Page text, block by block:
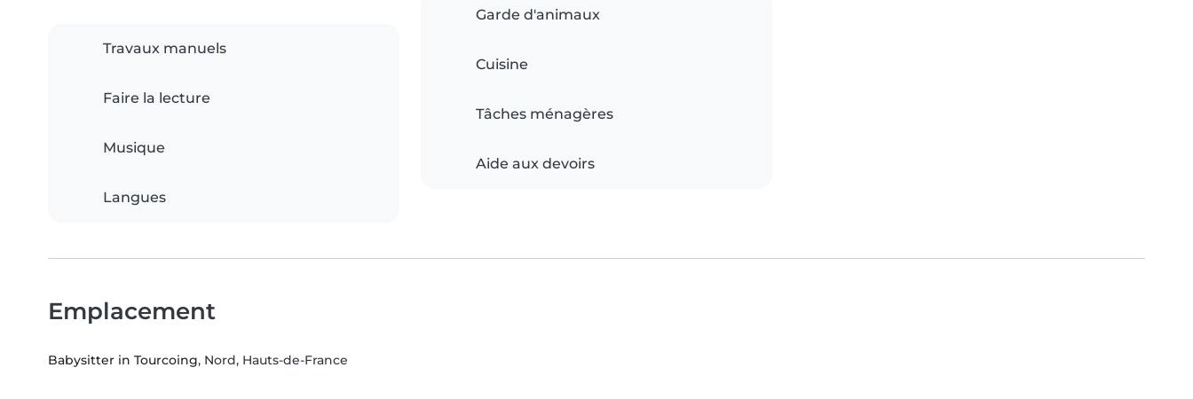
Travaux manuels
Faire la lecture
Musique
Langues
Garde d'animaux
Cuisine
Tâches ménagères
Aide aux devoirs
Emplacement
Babysitter in Tourcoing, Nord, Hauts-de-France